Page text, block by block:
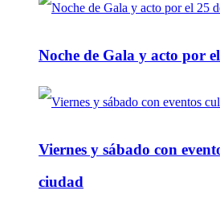
Noche de Gala y acto por
Viernes y sábado con
ciudad